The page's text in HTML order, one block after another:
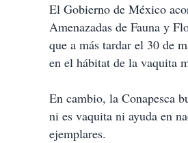
El Gobierno de México
Amenazadas de Fauna y
que a más tardar el 30 de
en el hábitat de la vaquita
En cambio, la Conapesca
ni es vaquita ni ayuda en
ejemplares.